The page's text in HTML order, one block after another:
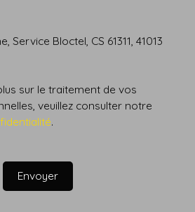
Service Bloctel, CS 61311, 41013
sur le traitement de vos
veuillez consulter notre
.
Envoyer